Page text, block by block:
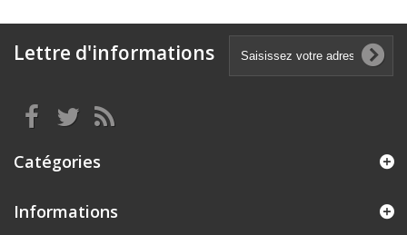
Lettre d'informations
Catégories
Informations